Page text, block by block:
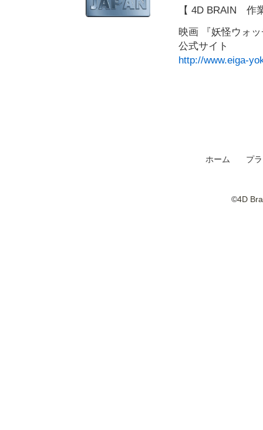
【 4D BRAIN 作
映画 『妖怪ウォ
公式サイト
http://www.eiga-
ホーム プ
©4D